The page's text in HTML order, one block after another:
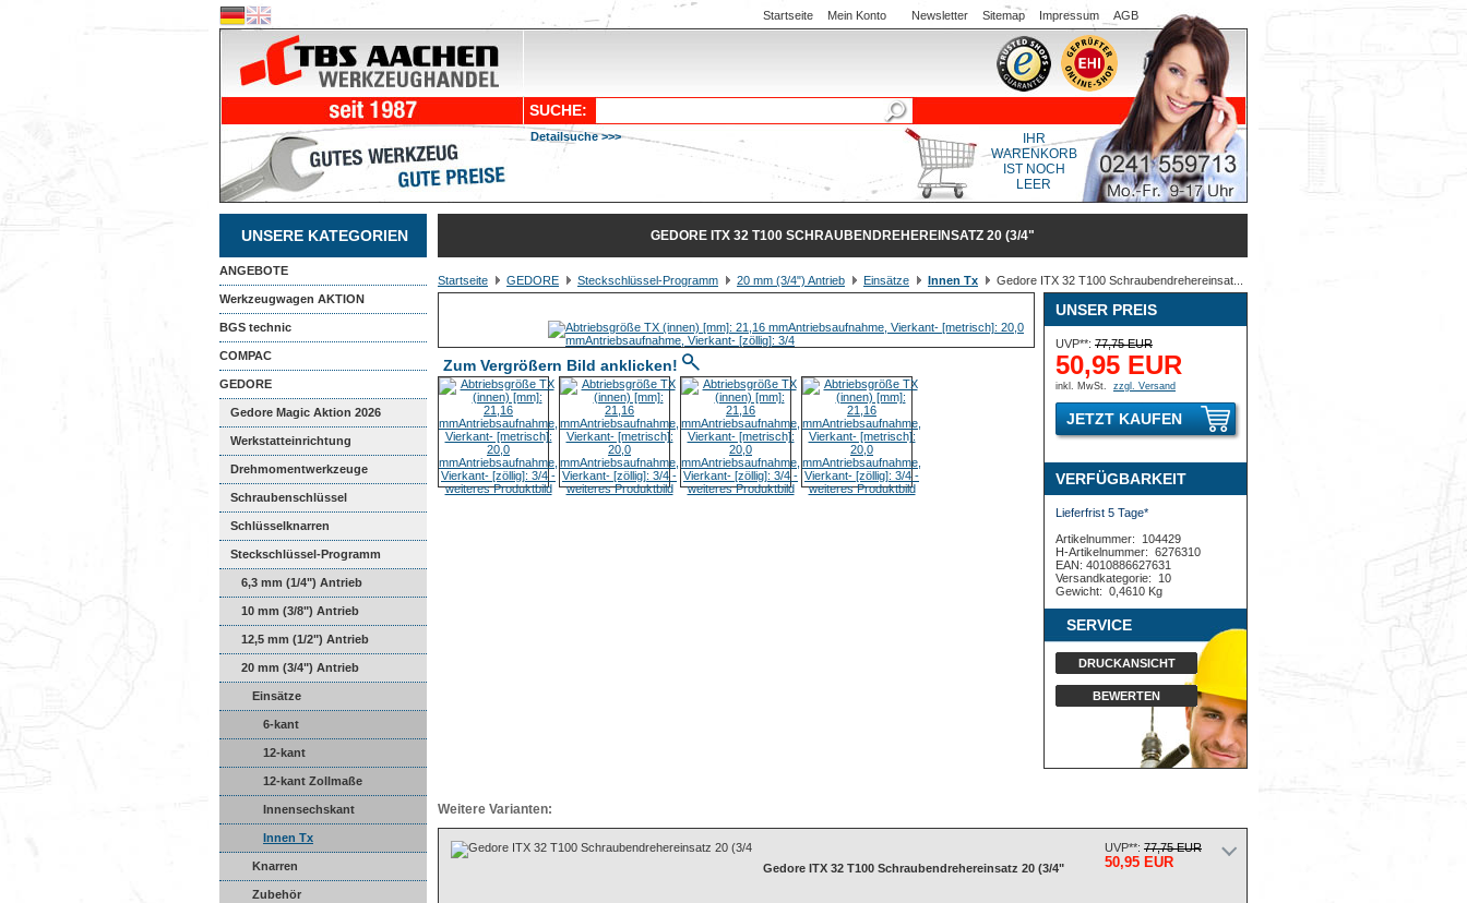
Startseite Mein Konto Newsletter Sitemap Impressum AGB
SUCHE:
Detailsuche >>>
IHR
WARENKORB
IST NOCH
LEER
UNSERE KATEGORIEN
ANGEBOTE
Werkzeugwagen AKTION
BGS technic
COMPAC
GEDORE
Gedore Magic Aktion 2026
Werkstatteinrichtung
Drehmomentwerkzeuge
Schraubenschlüssel
Schlüsselknarren
Steckschlüssel-Programm
6,3 mm (1/4") Antrieb
10 mm (3/8") Antrieb
12,5 mm (1/2") Antrieb
20 mm (3/4") Antrieb
Einsätze
6-kant
12-kant
12-kant Zollmaße
Innensechskant
Innen Tx
Knarren
Zubehör
GEDORE ITX 32 T100 SCHRAUBENDREHEREINSATZ 20 (3/4"
Startseite GEDORE Steckschlüssel-Programm 20 mm (3/4") Antrieb Einsätze Innen Tx Gedore ITX 32 T100 Schraubendrehereinsat...
Zum Vergrößern Bild anklicken!
UNSER PREIS
UVP**: 77,75 EUR
50,95 EUR
inkl. MwSt. zzgl. Versand
JETZT KAUFEN
VERFÜGBARKEIT
Lieferfrist 5 Tage*
Artikelnummer:
104429
H-Artikelnummer: 6276310
EAN: 4010886627631
Versandkategorie:
10
Gewicht: 0,4610 Kg
SERVICE
DRUCKANSICHT
BEWERTEN
Weitere Varianten:
Gedore ITX 32 T100 Schraubendrehereinsatz 20 (3/4"
UVP**: 77,75 EUR
50,95 EUR